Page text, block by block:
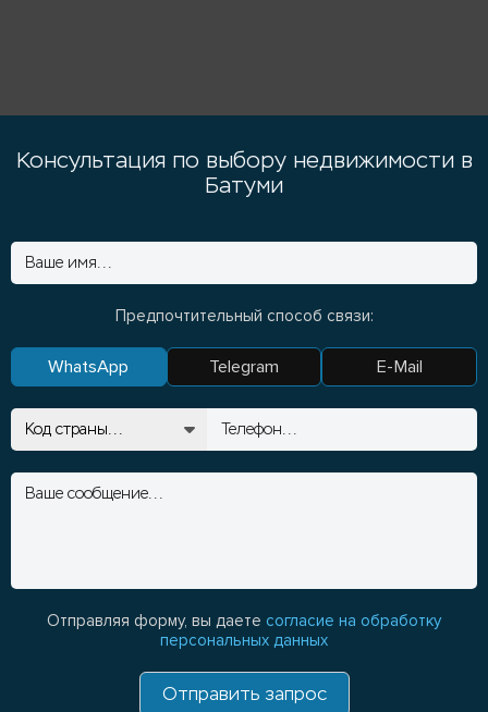
Консультация по выбору недвижимости в
Батуми
Предпочтительный способ связи:
WhatsApp Telegram E-Mail
Отправляя форму, вы даете согласие на обработку
персональных данных
Отправить запрос